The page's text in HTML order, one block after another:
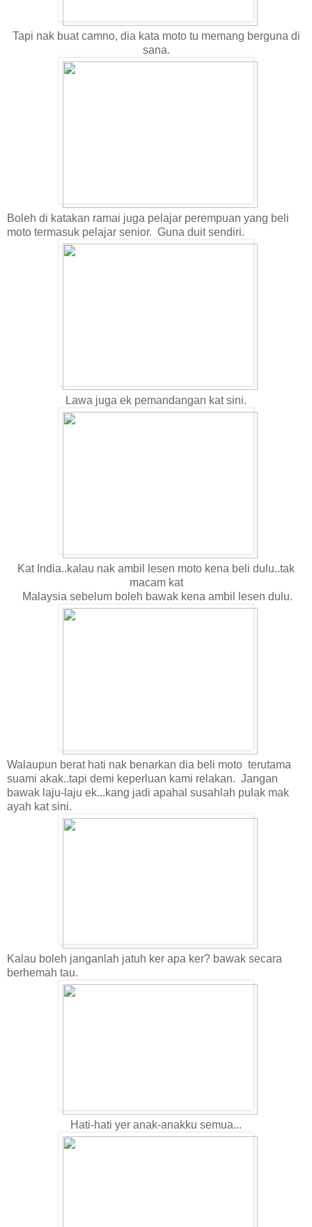
Tapi nak buat camno, dia kata moto tu memang berguna di
sana.
Boleh di katakan ramai juga pelajar perempuan yang beli
moto termasuk pelajar senior. Guna duit sendiri.
Lawa juga ek pemandangan kat sini.
Kat India..kalau nak ambil lesen moto kena beli dulu..tak
macam kat
Malaysia sebelum boleh bawak kena ambil lesen dulu.
Walaupun berat hati nak benarkan dia beli moto terutama
suami akak..tapi demi keperluan kami relakan. Jangan
bawak laju-laju ek...kang jadi apahal susahlah pulak mak
ayah kat sini.
Kalau boleh janganlah jatuh ker apa ker? bawak secara
berhemah tau.
Hati-hati yer anak-anakku semua...